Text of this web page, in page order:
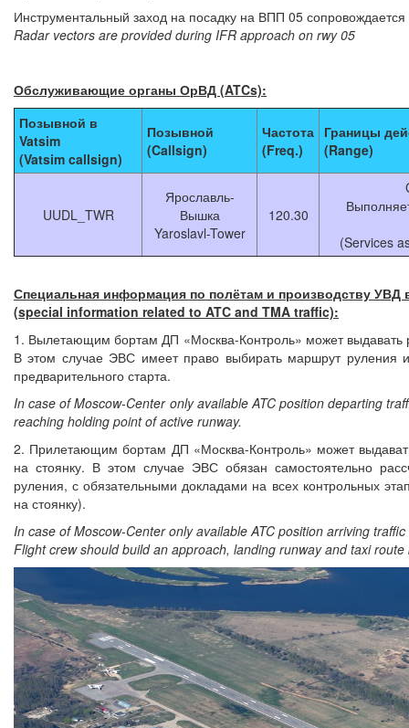
Инструментальный заход на посадку на ВПП 05
Radar vectors are provided during IFR approach on rwy 05
Обслуживающие органы ОрВД (ATCs):
Позывной в
Vatsim
(Vatsim callsign)
Позывной
(Callsign)
Частота
(Freq.)
Границы
(Range)
UUDL_TWR
Ярославль-
Вышка
Yaroslavl-Tower
120.30
(Services
Специальная информация по полётам и производству УВД
(special information related to ATC and TMA traffic):
1. Вылетающим бортам ДП «Москва-Контроль» может выдавать
В этом случае ЭВС имеет право выбирать маршрут руления
предварительного старта.
In case of Moscow-Center only available ATC position departing
reaching holding point of active runway.
2. Прилетающим бортам ДП «Москва-Контроль» может
на стоянку. В этом случае ЭВС обязан самостоятельно
руления, с обязательными докладами на всех контрольных
на стоянку).
In case of Moscow-Center only available ATC position arriving
Flight crew should build an approach, landing runway and taxi